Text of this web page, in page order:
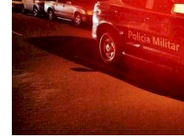
ESPORTE